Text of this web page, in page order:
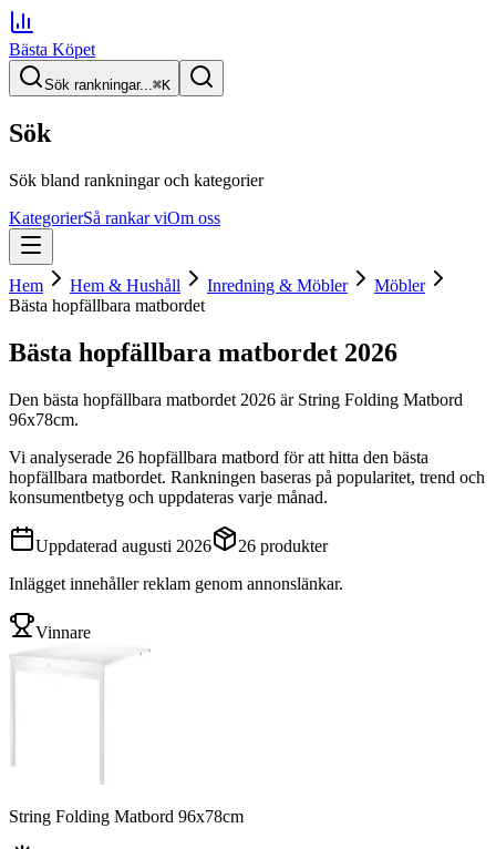
Bästa Köpet
Sök rankningar...⌘K
Sök
Sök bland rankningar och kategorier
KategorierSå rankar viOm oss
Hem Hem & Hushåll Inredning & Möbler
Möbler
Bästa hopfällbara matbordet
Bästa hopfällbara matbordet 2026
Den bästa hopfällbara matbordet 2026 är String Folding Matbord
96x78cm.
Vi analyserade 26 hopfällbara matbord för att hitta den bästa
hopfällbara matbordet. Rankningen baseras på popularitet, trend och
konsumentbetyg och uppdateras varje månad.
Uppdaterad augusti 2026 26 produkter
Inlägget innehåller reklam genom annonslänkar.
Vinnare
String Folding Matbord 96x78cm